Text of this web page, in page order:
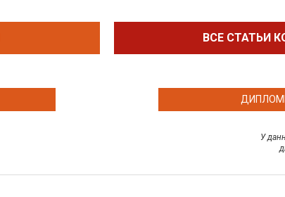
ВСЕ СТАТЬИ
У